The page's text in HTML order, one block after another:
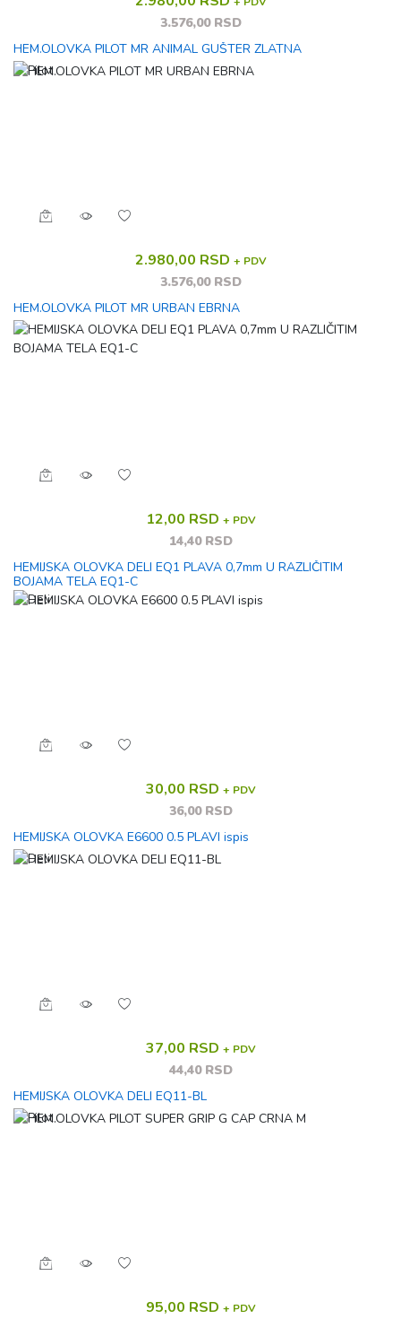
3.576,00 RSD
HEM.OLOVKA PILOT MR ANIMAL GUŠTER ZLATNA
2.980,00 RSD + PDV
3.576,00 RSD
HEM.OLOVKA PILOT MR URBAN EBRNA
12,00 RSD + PDV
14,40 RSD
HEMIJSKA OLOVKA DELI EQ1 PLAVA 0,7mm U RAZLIČITIM
BOJAMA TELA EQ1-C
30,00 RSD + PDV
36,00 RSD
HEMIJSKA OLOVKA E6600 0.5 PLAVI ispis
37,00 RSD + PDV
44,40 RSD
HEMIJSKA OLOVKA DELI EQ11-BL
95,00 RSD + PDV